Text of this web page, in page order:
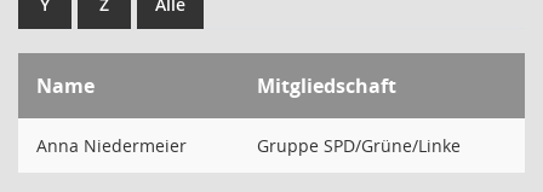
Name Mitgliedschaft
Anna Niedermeier Gruppe SPD/Grüne/Linke